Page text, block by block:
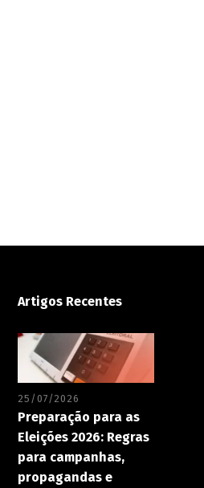
Artigos Recentes
25/07/2026
Preparação para as
Eleições 2026: Regras
para campanhas,
propagandas e